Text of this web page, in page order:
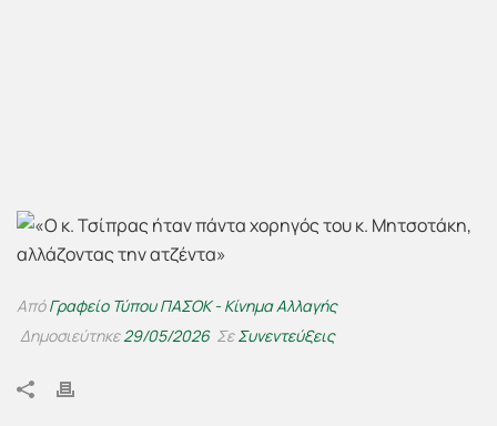
ΑπόΓραφείο Τύπου ΠΑΣΟΚ - Κίνημα Αλλαγής
Δημοσιεύτηκε29/05/2026 ΣεΣυνεντεύξεις